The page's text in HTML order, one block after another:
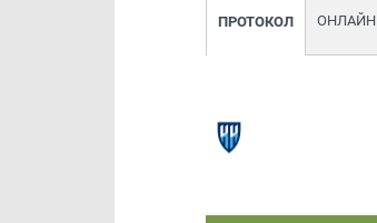
ПРОТОКОЛ ОНЛАЙН